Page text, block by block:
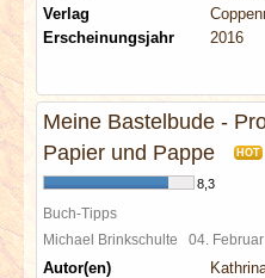
Verlag
Erscheinungsjahr
2016
Meine Bastelbude -
Papier und Pappe
HOT
8,3
Buch-Tipps
Michael Brinkschulte 04.
Autor(en)